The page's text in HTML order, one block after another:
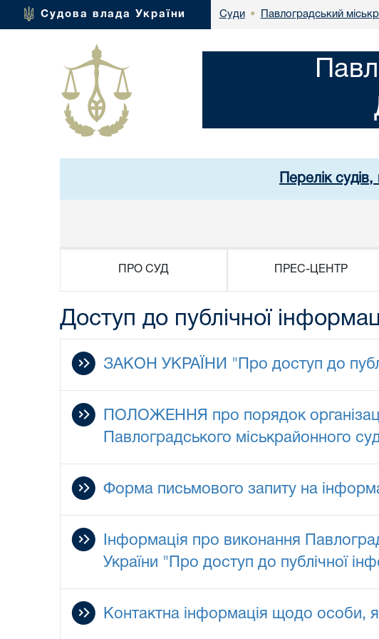
Судова влада України Суди • Павлоградський
Перелік
ПРО СУД ПРЕС-ЦЕНТР
Доступ до публічної
ЗАКОН УКРАЇНИ "Про доступ до
ПОЛОЖЕННЯ про порядок
Павлоградського міськрайонного
Форма письмового запиту на
Інформація про виконання
України "Про доступ до публічної
Контактна інформація щодо особи,